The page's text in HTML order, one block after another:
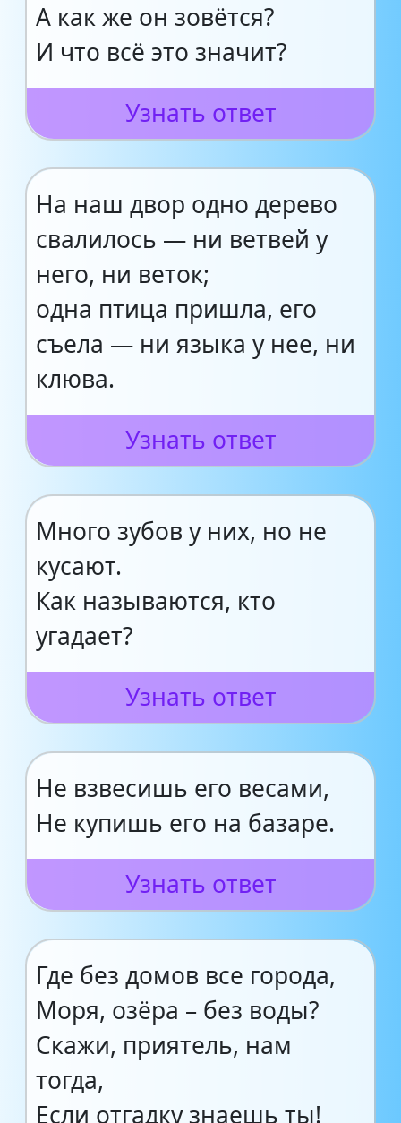
А как же он зовётся?
И что всё это значит?
Узнать ответ
На наш двор одно дерево
свалилось — ни ветвей у
него, ни веток;
одна птица пришла, его
съела — ни языка у нее, ни
клюва.
Узнать ответ
Много зубов у них, но не
кусают.
Как называются, кто
угадает?
Узнать ответ
Не взвесишь его весами,
Не купишь его на базаре.
Узнать ответ
Где без домов все города,
Моря, озёра – без воды?
Скажи, приятель, нам
тогда,
Если отгадку знаешь ты!